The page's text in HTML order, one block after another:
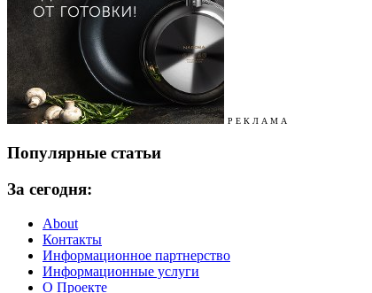
Р Е К Л А М А
Популярные статьи
За сегодня:
About
Контакты
Информационное партнерство
Информационные услуги
О Проекте